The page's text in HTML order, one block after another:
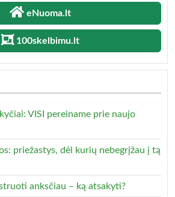
eNuoma.lt
100skelbimu.lt
VISI pereiname prie naujo
priežastys, dėl kurių nebegrįžau į tą
anksčiau – ką atsakyti?